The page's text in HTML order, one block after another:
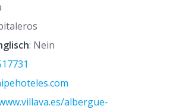
: Nein
albergue-